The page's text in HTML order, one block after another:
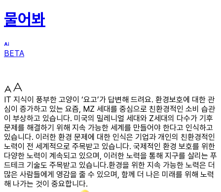
물어봐
BETA
IT 지식이 풍부한 고양이 ‘요고’가 답변해 드려요. 환경보호에 대한 관
심이 증가하고 있는 요즘, MZ 세대를 중심으로 친환경적인 소비 습관
이 부상하고 있습니다. 미국의 밀레니얼 세대와 Z세대의 다수가 기후
문제를 해결하기 위해 지속 가능한 세계를 만들어야 한다고 인식하고
있습니다. 이러한 환경 문제에 대한 인식은 기업과 개인의 친환경적인
노력이 전 세계적으로 주목받고 있습니다. 국제적인 환경 보호를 위한
다양한 노력이 계속되고 있으며, 이러한 노력을 통해 지구를 살리는 푸
드테크 기술도 주목받고 있습니다.환경을 위한 지속 가능한 노력은 더
많은 사람들에게 영감을 줄 수 있으며, 함께 더 나은 미래를 위해 노력
해 나가는 것이 중요합니다.